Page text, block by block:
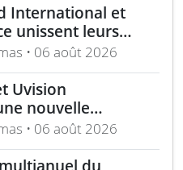
International et
unissent leurs
le soutien
de
• 06 août 2026
Uvision
nouvelle
le programme
Unmanned
• 06 août 2026
du